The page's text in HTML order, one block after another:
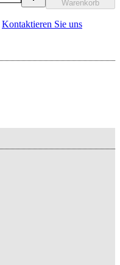
Warenkorb
Kontaktieren Sie uns